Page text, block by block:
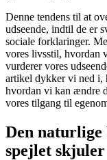
Denne tendens til at
udseende, indtil de er
sociale forklaringer.
vores livsstil, hvordan
vurderer vores
artikel dykker vi ned i,
hvordan vi kan ændre
vores tilgang til
Den
spejlet